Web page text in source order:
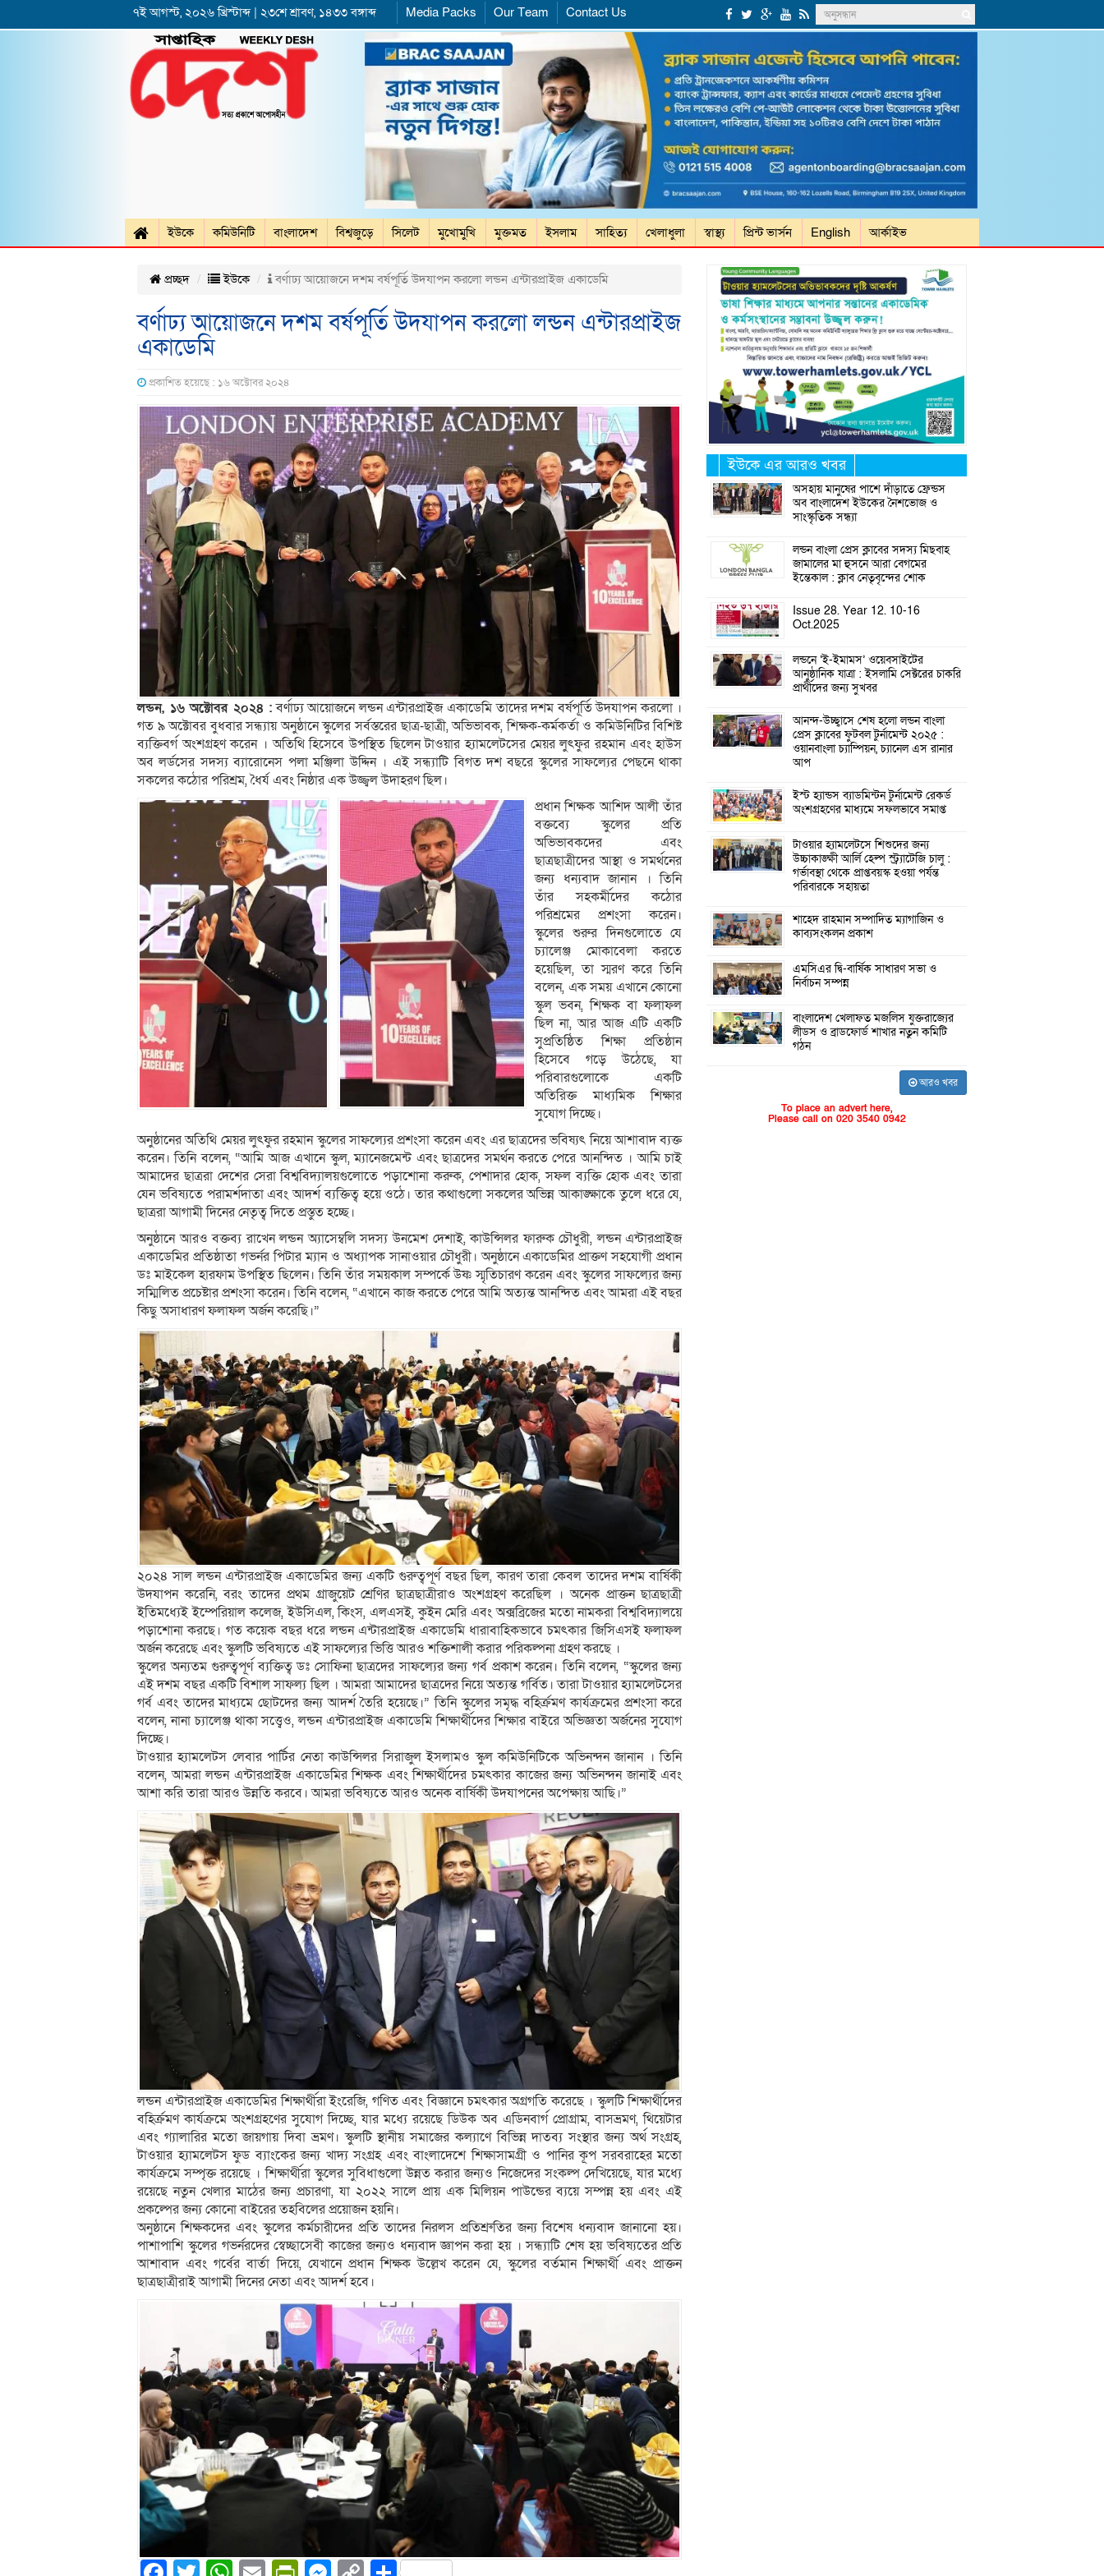
৭ই আগস্ট, ২০২৬ খ্রিস্টাব্দ | ২৩শে শ্রাবণ, ১৪৩৩ বঙ্গাব্দ Media Packs Our Team Contact Us
ইউকে কমিউনিটি বাংলাদেশ বিশ্বজুড়ে সিলেট মুখোমুখি মুক্তমত ইসলাম সাহিত্য খেলাধুলা স্বাস্থ্য প্রিন্ট ভার্সন English আর্কাইভ
প্রচ্ছদ ইউকে বর্ণাঢ্য আয়োজনে দশম বর্ষপূর্তি উদযাপন করলো লন্ডন এন্টারপ্রাইজ একাডেমি
বর্ণাঢ্য আয়োজনে দশম বর্ষপূর্তি উদযাপন করলো লন্ডন এন্টারপ্রাইজ
একাডেমি
প্রকাশিত হয়েছে : ১৬ অক্টোবর ২০২৪
লন্ডন, ১৬ অক্টোবর ২০২৪ :বর্ণাঢ্য আয়োজনে লন্ডন এন্টারপ্রাইজ একাডেমি তাদের দশম বর্ষপূর্তি উদযাপন করলো ।
গত ৯ অক্টোবর বুধবার সন্ধ্যায় অনুষ্ঠানে স্কুলের সর্বস্তরের ছাত্র-ছাত্রী, অভিভাবক, শিক্ষক-কর্মকর্তা ও কমিউনিটির বিশিষ্ট
ব্যক্তিবর্গ অংশগ্রহণ করেন । অতিথি হিসেবে উপস্থিত ছিলেন টাওয়ার হ্যামলেটসের মেয়র লুৎফুর রহমান এবং হাউস
অব লর্ডসের সদস্য ব্যারোনেস পলা মঞ্জিলা উদ্দিন । এই সন্ধ্যাটি বিগত দশ বছরে স্কুলের সাফল্যের পেছনে থাকা
সকলের কঠোর পরিশ্রম, ধৈর্য এবং নিষ্ঠার এক উজ্জ্বল উদাহরণ ছিল।
প্রধান শিক্ষক আশিদ আলী তাঁর
বক্তব্যে স্কুলের প্রতি
অভিভাবকদের এবং
ছাত্রছাত্রীদের আস্থা ও সমর্থনের
জন্য ধন্যবাদ জানান । তিনি
তাঁর সহকর্মীদের কঠোর
পরিশ্রমের প্রশংসা করেন।
স্কুলের শুরুর দিনগুলোতে যে
চ্যালেঞ্জ মোকাবেলা করতে
হয়েছিল, তা স্মরণ করে তিনি
বলেন, এক সময় এখানে কোনো
স্কুল ভবন, শিক্ষক বা ফলাফল
ছিল না, আর আজ এটি একটি
সুপ্রতিষ্ঠিত শিক্ষা প্রতিষ্ঠান
হিসেবে গড়ে উঠেছে, যা
পরিবারগুলোকে একটি
অতিরিক্ত মাধ্যমিক শিক্ষার
সুযোগ দিচ্ছে।
অনুষ্ঠানের অতিথি মেয়র লুৎফুর রহমান স্কুলের সাফল্যের প্রশংসা করেন এবং এর ছাত্রদের ভবিষ্যৎ নিয়ে আশাবাদ ব্যক্ত
করেন। তিনি বলেন, “আমি আজ এখানে স্কুল, ম্যানেজমেন্ট এবং ছাত্রদের সমর্থন করতে পেরে আনন্দিত । আমি চাই
আমাদের ছাত্ররা দেশের সেরা বিশ্ববিদ্যালয়গুলোতে পড়াশোনা করুক, পেশাদার হোক, সফল ব্যক্তি হোক এবং তারা
যেন ভবিষ্যতে পরামর্শদাতা এবং আদর্শ ব্যক্তিত্ব হয়ে ওঠে। তার কথাগুলো সকলের অভিন্ন আকাঙ্ক্ষাকে তুলে ধরে যে,
ছাত্ররা আগামী দিনের নেতৃত্ব দিতে প্রস্তুত হচ্ছে।
অনুষ্ঠানে আরও বক্তব্য রাখেন লন্ডন অ্যাসেম্বলি সদস্য উনমেশ দেশাই, কাউন্সিলর ফারুক চৌধুরী, লন্ডন এন্টারপ্রাইজ
একাডেমির প্রতিষ্ঠাতা গভর্নর পিটার ম্যান ও অধ্যাপক সানাওয়ার চৌধুরী। অনুষ্ঠানে একাডেমির প্রাক্তণ সহযোগী প্রধান
ডঃ মাইকেল হারফাম উপস্থিত ছিলেন। তিনি তাঁর সময়কাল সম্পর্কে উষ্ণ স্মৃতিচারণ করেন এবং স্কুলের সাফল্যের জন্য
সম্মিলিত প্রচেষ্টার প্রশংসা করেন। তিনি বলেন, “এখানে কাজ করতে পেরে আমি অত্যন্ত আনন্দিত এবং আমরা এই বছর
কিছু অসাধারণ ফলাফল অর্জন করেছি।”
২০২৪ সাল লন্ডন এন্টারপ্রাইজ একাডেমির জন্য একটি গুরুত্বপূর্ণ বছর ছিল, কারণ তারা কেবল তাদের দশম বার্ষিকী
উদযাপন করেনি, বরং তাদের প্রথম গ্রাজুয়েট শ্রেণির ছাত্রছাত্রীরাও অংশগ্রহণ করেছিল । অনেক প্রাক্তন ছাত্রছাত্রী
ইতিমধ্যেই ইম্পেরিয়াল কলেজ, ইউসিএল, কিংস, এলএসই, কুইন মেরি এবং অক্সব্রিজের মতো নামকরা বিশ্ববিদ্যালয়ে
পড়াশোনা করছে। গত কয়েক বছর ধরে লন্ডন এন্টারপ্রাইজ একাডেমি ধারাবাহিকভাবে চমৎকার জিসিএসই ফলাফল
অর্জন করেছে এবং স্কুলটি ভবিষ্যতে এই সাফল্যের ভিত্তি আরও শক্তিশালী করার পরিকল্পনা গ্রহণ করছে ।
স্কুলের অন্যতম গুরুত্বপূর্ণ ব্যক্তিত্ব ডঃ সোফিনা ছাত্রদের সাফল্যের জন্য গর্ব প্রকাশ করেন। তিনি বলেন, “স্কুলের জন্য
এই দশম বছর একটি বিশাল সাফল্য ছিল । আমরা আমাদের ছাত্রদের নিয়ে অত্যন্ত গর্বিত। তারা টাওয়ার হ্যামলেটসের
গর্ব এবং তাদের মাধ্যমে ছোটদের জন্য আদর্শ তৈরি হয়েছে।” তিনি স্কুলের সমৃদ্ধ বহির্ক্রমণ কার্যক্রমের প্রশংসা করে
বলেন, নানা চ্যালেঞ্জ থাকা সত্ত্বেও, লন্ডন এন্টারপ্রাইজ একাডেমি শিক্ষার্থীদের শিক্ষার বাইরে অভিজ্ঞতা অর্জনের সুযোগ
দিচ্ছে।
টাওয়ার হ্যামলেটস লেবার পার্টির নেতা কাউন্সিলর সিরাজুল ইসলামও স্কুল কমিউনিটিকে অভিনন্দন জানান । তিনি
বলেন, আমরা লন্ডন এন্টারপ্রাইজ একাডেমির শিক্ষক এবং শিক্ষার্থীদের চমৎকার কাজের জন্য অভিনন্দন জানাই এবং
আশা করি তারা আরও উন্নতি করবে। আমরা ভবিষ্যতে আরও অনেক বার্ষিকী উদযাপনের অপেক্ষায় আছি।”
লন্ডন এন্টারপ্রাইজ একাডেমির শিক্ষার্থীরা ইংরেজি, গণিত এবং বিজ্ঞানে চমৎকার অগ্রগতি করেছে । স্কুলটি শিক্ষার্থীদের
বহির্ক্রমণ কার্যক্রমে অংশগ্রহণের সুযোগ দিচ্ছে, যার মধ্যে রয়েছে ডিউক অব এডিনবার্গ প্রোগ্রাম, বাসভ্রমণ, থিয়েটার
এবং গ্যালারির মতো জায়গায় দিবা ভ্রমণ। স্কুলটি স্থানীয় সমাজের কল্যাণে বিভিন্ন দাতব্য সংস্থার জন্য অর্থ সংগ্রহ,
টাওয়ার হ্যামলেটস ফুড ব্যাংকের জন্য খাদ্য সংগ্রহ এবং বাংলাদেশে শিক্ষাসামগ্রী ও পানির কূপ সরবরাহের মতো
কার্যক্রমে সম্পৃক্ত রয়েছে । শিক্ষার্থীরা স্কুলের সুবিধাগুলো উন্নত করার জন্যও নিজেদের সংকল্প দেখিয়েছে, যার মধ্যে
রয়েছে নতুন খেলার মাঠের জন্য প্রচারণা, যা ২০২২ সালে প্রায় এক মিলিয়ন পাউন্ডের ব্যয়ে সম্পন্ন হয় এবং এই
প্রকল্পের জন্য কোনো বাইরের তহবিলের প্রয়োজন হয়নি।
অনুষ্ঠানে শিক্ষকদের এবং স্কুলের কর্মচারীদের প্রতি তাদের নিরলস প্রতিশ্রুতির জন্য বিশেষ ধন্যবাদ জানানো হয়।
পাশাপাশি স্কুলের গভর্নরদের স্বেচ্ছাসেবী কাজের জন্যও ধন্যবাদ জ্ঞাপন করা হয় । সন্ধ্যাটি শেষ হয় ভবিষ্যতের প্রতি
আশাবাদ এবং গর্বের বার্তা দিয়ে, যেখানে প্রধান শিক্ষক উল্লেখ করেন যে, স্কুলের বর্তমান শিক্ষার্থী এবং প্রাক্তন
ছাত্রছাত্রীরাই আগামী দিনের নেতা এবং আদর্শ হবে।
ইউকে এর আরও খবর
অসহায় মানুষের পাশে দাঁড়াতে ফ্রেন্ডস
অব বাংলাদেশ ইউকের নৈশভোজ ও
সাংস্কৃতিক সন্ধ্যা
লন্ডন বাংলা প্রেস ক্লাবের সদস্য মিছবাহ
জামালের মা হুসনে আরা বেগমের
ইন্তেকাল : ক্লাব নেতৃবৃন্দের শোক
Issue 28. Year 12. 10-16
Oct.2025
লন্ডনে ‘ই-ইমামস’ ওয়েবসাইটের
আনুষ্ঠানিক যাত্রা : ইসলামি সেক্টরের চাকরি
প্রার্থীদের জন্য সুখবর
আনন্দ-উচ্ছ্বাসে শেষ হলো লন্ডন বাংলা
প্রেস ক্লাবের ফুটবল টুর্নামেন্ট ২০২৫ :
ওয়ানবাংলা চ্যাম্পিয়ন, চ্যানেল এস রানার
আপ
ইস্ট হ্যান্ডস ব্যাডমিন্টন টুর্নামেন্ট রেকর্ড
অংশগ্রহণের মাধ্যমে সফলভাবে সমাপ্ত
টাওয়ার হ্যামলেটসে শিশুদের জন্য
উচ্চাকাঙ্ক্ষী আর্লি হেল্প স্ট্র্যাটেজি চালু :
গর্ভাবস্থা থেকে প্রাপ্তবয়স্ক হওয়া পর্যন্ত
পরিবারকে সহায়তা
শাহেদ রাহমান সম্পাদিত ম্যাগাজিন ও
কাব্যসংকলন প্রকাশ
এমসিএর দ্বি-বার্ষিক সাধারণ সভা ও
নির্বাচন সম্পন্ন
বাংলাদেশ খেলাফত মজলিস যুক্তরাজ্যের
লীডস ও ব্রাডফোর্ড শাখার নতুন কমিটি
গঠন
আরও খবর
To place an advert here,
Please call on 020 3540 0942